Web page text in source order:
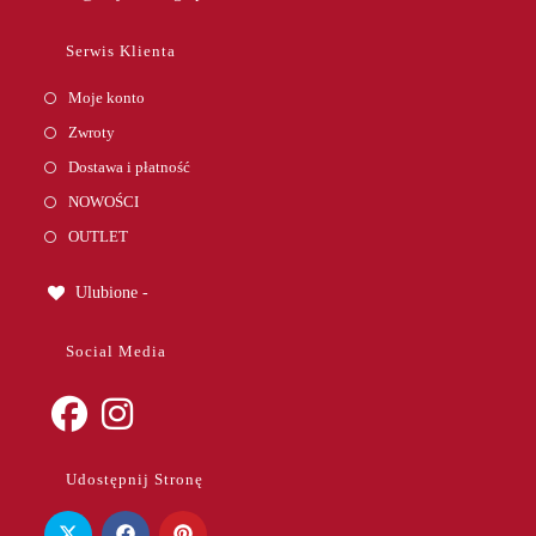
Serwis Klienta
Moje konto
Zwroty
Dostawa i płatność
NOWOŚCI
OUTLET
Ulubione -
Social Media
a
in
a
Udostępnij Stronę